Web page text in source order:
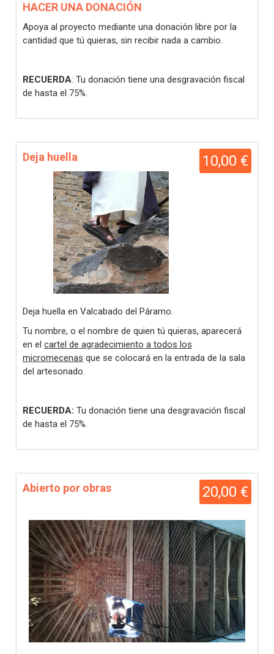
HACER UNA DONACIÓN
Apoya al proyecto mediante una donación libre por la
cantidad que tú quieras, sin recibir nada a cambio.
RECUERDA: Tu donación tiene una desgravación fiscal
de hasta el 75%.
10,00 €
Deja huella
Deja huella en Valcabado del Páramo.
Tu nombre, o el nombre de quien tú quieras, aparecerá
en el cartel de agradecimiento a todos los
micromecenas que se colocará en la entrada de la sala
del artesonado.
RECUERDA: Tu donación tiene una desgravación fiscal
de hasta el 75%.
20,00 €
Abierto por obras